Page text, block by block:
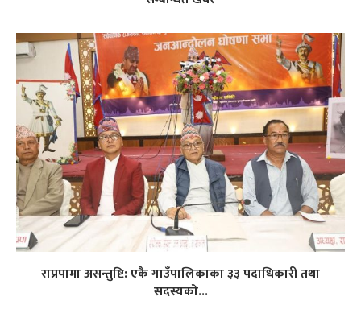
राप्रपामा असन्तुष्टि: एकै गाउँपालिकाका ३३ पदाधिकारी तथा
सदस्यको...